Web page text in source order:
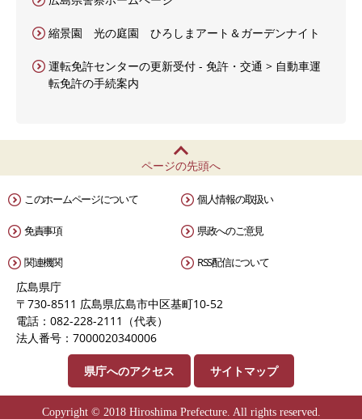
縮景園 光の庭園 ひろしまアート＆ガーデンナイト
運転免許センターの更新受付 - 免許・交通 > 自動車運
転免許の手続案内
ページの先頭へ
このホームページについて 個人情報の取扱い
免責事項 県政へのご意見
関連機関 RSS配信について
広島県庁
〒730-8511 広島県広島市中区基町10-52
電話：082-228-2111（代表）
法人番号：7000020340006
県庁へのアクセス サイトマップ
Copyright © 2018 Hiroshima Prefecture. All rights reserved.